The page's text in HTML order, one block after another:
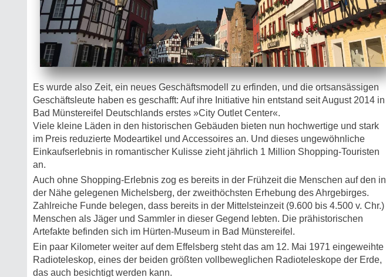
Es wurde also Zeit, ein neues Geschäftsmodell zu erfinden, und die ortsansässigen
Geschäftsleute haben es geschafft: Auf ihre Initiative hin entstand seit August 2014 in
Bad Münstereifel Deutschlands erstes »City Outlet Center«.
Viele kleine Läden in den historischen Gebäuden bieten nun hochwertige und stark
im Preis reduzierte Modeartikel und Accessoires an. Und dieses ungewöhnliche
Einkaufserlebnis in romantischer Kulisse zieht jährlich 1 Million Shopping-Touristen
an.
Auch ohne Shopping-Erlebnis zog es bereits in der Frühzeit die Menschen auf den in
der Nähe gelegenen Michelsberg, der zweithöchsten Erhebung des Ahrgebirges.
Zahlreiche Funde belegen, dass bereits in der Mittelsteinzeit (9.600 bis 4.500 v. Chr.)
Menschen als Jäger und Sammler in dieser Gegend lebten. Die prähistorischen
Artefakte befinden sich im Hürten-Museum in Bad Münstereifel.
Ein paar Kilometer weiter auf dem Effelsberg steht das am 12. Mai 1971 eingeweihte
Radioteleskop, eines der beiden größten vollbeweglichen Radioteleskope der Erde,
das auch besichtigt werden kann.